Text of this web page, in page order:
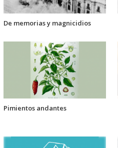
De memorias y magnicidios
Pimientos andantes